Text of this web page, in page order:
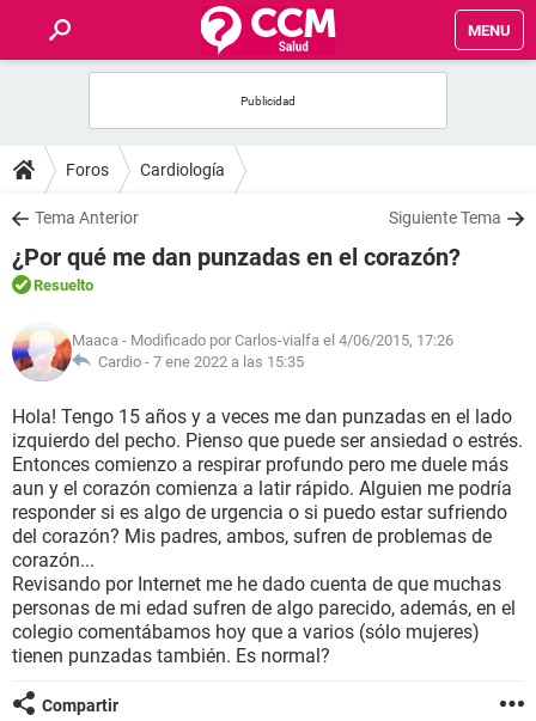
MENU
FOROS
SALUD
FAMILIA
NUTRICIÓN
SEXUALIDAD
GLOSARIO
Foros Cardiología
Tema Anterior Siguiente Tema
¿Por qué me dan punzadas en el corazón?
Resuelto
Maaca - Modificado por Carlos-vialfa el 4/06/2015, 17:26
Cardio - 7 ene 2022 a las 15:35
Hola! Tengo 15 años y a veces me dan punzadas en el lado
izquierdo del pecho. Pienso que puede ser ansiedad o estrés.
Entonces comienzo a respirar profundo pero me duele más
aun y el corazón comienza a latir rápido. Alguien me podría
responder si es algo de urgencia o si puedo estar sufriendo
del corazón? Mis padres, ambos, sufren de problemas de
corazón...
Revisando por Internet me he dado cuenta de que muchas
personas de mi edad sufren de algo parecido, además, en el
colegio comentábamos hoy que a varios (sólo mujeres)
tienen punzadas también. Es normal?
Compartir